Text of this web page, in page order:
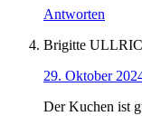
Antworten
Brigitte
29. Oktober
Der Kuchen ist